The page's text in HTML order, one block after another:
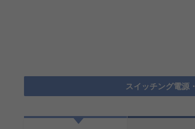
スイッチング電源